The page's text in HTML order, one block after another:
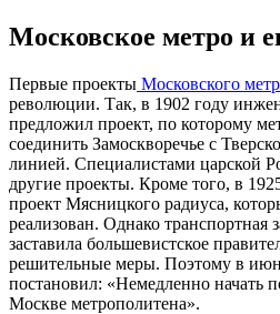
Московское метро и
Первые проекты Московского
революции. Так, в 1902 году
предложил проект, по которому
соединить Замоскворечье с
линией. Специалистами царской
другие проекты. Кроме того, в
проект Мясницкого радиуса,
реализован. Однако транспортная
заставила большевистское
решительные меры. Поэтому в
постановил: «Немедленно начать
Москве метрополитена».